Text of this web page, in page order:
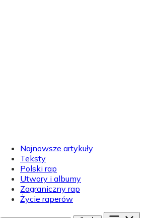
Najnowsze artykuły
Teksty
Polski rap
Utwory i albumy
Zagraniczny rap
Życie raperów